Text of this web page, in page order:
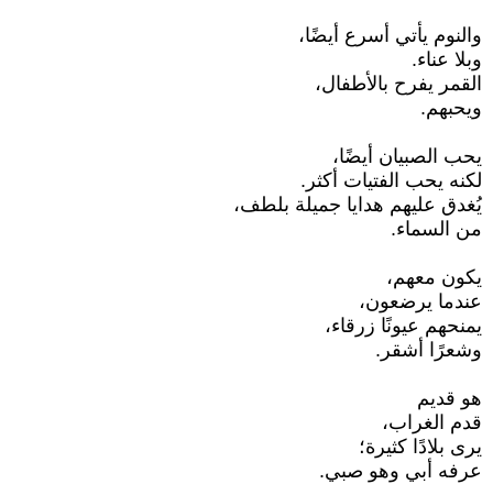
والنوم يأتي أسرع أيضًا،
وبلا عناء.
القمر يفرح بالأطفال،
ويحبهم.
يحب الصبيان أيضًا،
لكنه يحب الفتيات أكثر.
يُغدق عليهم هدايا جميلة بلطف،
من السماء.
يكون معهم،
عندما يرضعون،
يمنحهم عيونًا زرقاء،
وشعرًا أشقر.
هو قديم
قدم الغراب،
يرى بلادًا كثيرة؛
عرفه أبي وهو صبي.